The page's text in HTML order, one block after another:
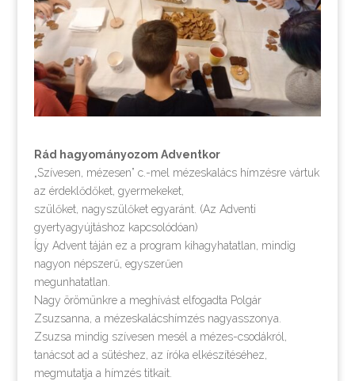
Rád hagyományozom Adventkor
„Szívesen, mézesen” c.-mel mézeskalács hímzésre vártuk
az érdeklődőket, gyermekeket,
szülőket, nagyszülőket egyaránt. (Az Adventi
gyertyagyújtáshoz kapcsolódóan)
Így Advent táján ez a program kihagyhatatlan, mindig
nagyon népszerű, egyszerűen
megunhatatlan.
Nagy örömünkre a meghívást elfogadta Polgár
Zsuzsanna, a mézeskalácshímzés nagyasszonya.
Zsuzsa mindig szívesen mesél a mézes-csodákról,
tanácsot ad a sütéshez, az íróka elkészítéséhez,
megmutatja a hímzés titkait.